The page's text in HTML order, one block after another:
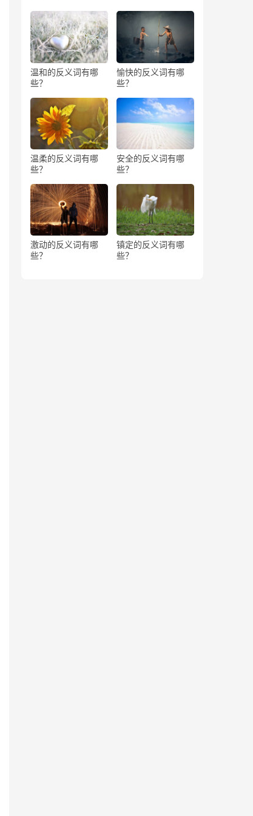
温和的反义词有哪
些？
愉快的反义词有哪
些？
温柔的反义词有哪
些？
安全的反义词有哪
些？
激动的反义词有哪
些？
镇定的反义词有哪
些？